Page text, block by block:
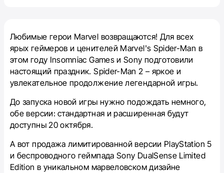
Любимые герои Marvel возвращаются! Для всех
ярых геймеров и ценителей Marvel's Spider-Man в
этом году Insomniac Games и Sony подготовили
настоящий праздник. Spider-Man 2 – яркое и
увлекательное продолжение легендарной игры.
До запуска новой игры нужно подождать немного,
обе версии: стандартная и расширенная будут
доступны 20 октября.
А вот продажа лимитированной версии PlayStation 5
и беспроводного геймпада Sony DualSense Limited
Edition в уникальном марвеловском дизайне